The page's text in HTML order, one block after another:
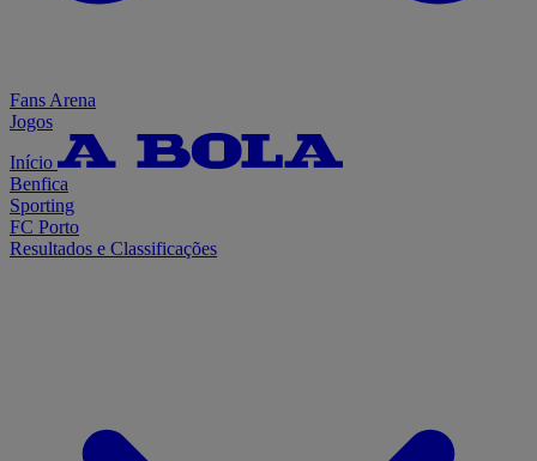
Fans Arena
Jogos
Início
Benfica
Sporting
FC Porto
Resultados e Classificações